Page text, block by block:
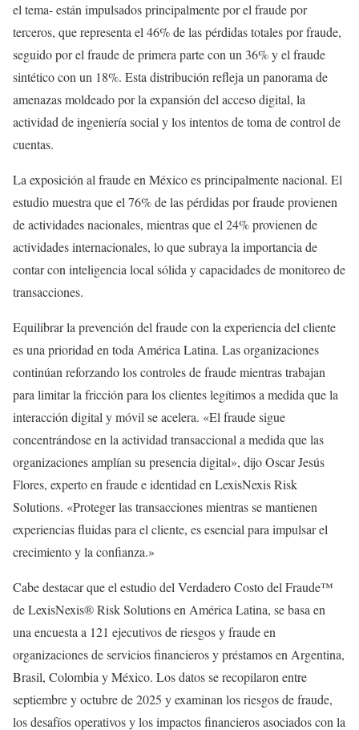
el tema- están impulsados principalmente por el fraude por
terceros, que representa el 46% de las pérdidas totales por fraude,
seguido por el fraude de primera parte con un 36% y el fraude
sintético con un 18%. Esta distribución refleja un panorama de
amenazas moldeado por la expansión del acceso digital, la
actividad de ingeniería social y los intentos de toma de control de
cuentas.
La exposición al fraude en México es principalmente nacional. El
estudio muestra que el 76% de las pérdidas por fraude provienen
de actividades nacionales, mientras que el 24% provienen de
actividades internacionales, lo que subraya la importancia de
contar con inteligencia local sólida y capacidades de monitoreo de
transacciones.
Equilibrar la prevención del fraude con la experiencia del cliente
es una prioridad en toda América Latina. Las organizaciones
continúan reforzando los controles de fraude mientras trabajan
para limitar la fricción para los clientes legítimos a medida que la
interacción digital y móvil se acelera. «El fraude sigue
concentrándose en la actividad transaccional a medida que las
organizaciones amplían su presencia digital», dijo Oscar Jesús
Flores, experto en fraude e identidad en LexisNexis Risk
Solutions. «Proteger las transacciones mientras se mantienen
experiencias fluidas para el cliente, es esencial para impulsar el
crecimiento y la confianza.»
Cabe destacar que el estudio del Verdadero Costo del Fraude™
de LexisNexis® Risk Solutions en América Latina, se basa en
una encuesta a 121 ejecutivos de riesgos y fraude en
organizaciones de servicios financieros y préstamos en Argentina,
Brasil, Colombia y México. Los datos se recopilaron entre
septiembre y octubre de 2025 y examinan los riesgos de fraude,
los desafíos operativos y los impactos financieros asociados con la